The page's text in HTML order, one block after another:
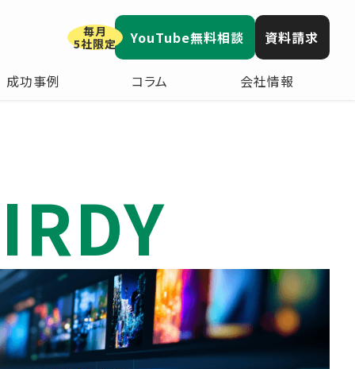
成功事例 コラム 会社情報
毎月
5社限定
YouTube無料相談 資料請求